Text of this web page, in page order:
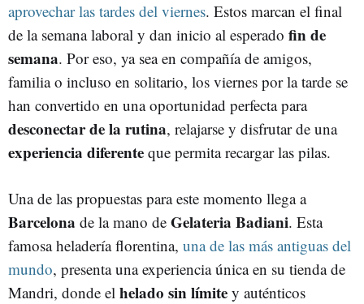
aprovechar las tardes del viernes. Estos marcan el final
de la semana laboral y dan inicio al esperado fin de
semana. Por eso, ya sea en compañía de amigos,
familia o incluso en solitario, los viernes por la tarde se
han convertido en una oportunidad perfecta para
desconectar de la rutina, relajarse y disfrutar de una
experiencia diferente que permita recargar las pilas.
Una de las propuestas para este momento llega a
Barcelona de la mano de Gelateria Badiani. Esta
famosa heladería florentina, una de las más antiguas del
mundo, presenta una experiencia única en su tienda de
Mandri, donde el helado sin límite y auténticos